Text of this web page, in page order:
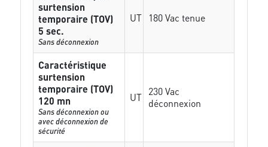
surtension
temporaire (TOV)
5 sec.
Sans déconnexion
UT 180 Vac tenue
Caractéristique
surtension
temporaire (TOV)
120 mn
Sans déconnexion ou
avec déconnexion de
sécurité
UT 230 Vac
déconnexion